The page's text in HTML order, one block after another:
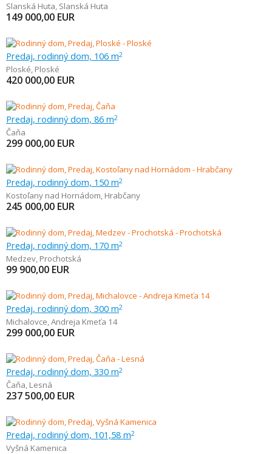
Slanská Huta, Slanská Huta
149 000,00 EUR
Predaj, rodinný dom, 106 m2
Ploské, Ploské
420 000,00 EUR
Predaj, rodinný dom, 86 m2
Čaňa
299 000,00 EUR
Predaj, rodinný dom, 150 m2
Kostoľany nad Hornádom, Hrabčany
245 000,00 EUR
Predaj, rodinný dom, 170 m2
Medzev, Prochotská
99 900,00 EUR
Predaj, rodinný dom, 300 m2
Michalovce,Andreja Kmeťa 14
299 000,00 EUR
Predaj, rodinný dom, 330 m2
Čaňa, Lesná
237 500,00 EUR
Predaj, rodinný dom, 101,58 m2
Vyšná Kamenica